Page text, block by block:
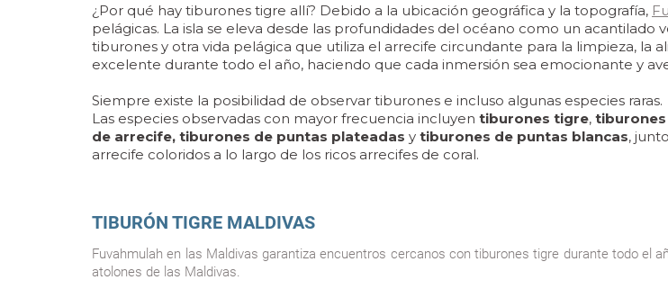
¿Por qué hay tiburones tigre allí? Debido a la ubicación geográfica y la topografía,
pelágicas. La isla se eleva desde las profundidades del océano como un
tiburones y otra vida pelágica que utiliza el arrecife circundante para la limpieza, la
excelente durante todo el año, haciendo que cada inmersión sea emocionante y
Siempre existe la posibilidad de observar tiburones e incluso algunas especies raras.
Las especies observadas con mayor frecuencia incluyen tiburones tigre,
de arrecife, tiburones de puntas plateadas y tiburones de puntas blancas,
arrecife coloridos a lo largo de los ricos arrecifes de coral.
TIBURÓN TIGRE MALDIVAS
Fuvahmulah en las Maldivas garantiza encuentros cercanos con tiburones tigre durante todo el
atolones de las Maldivas.